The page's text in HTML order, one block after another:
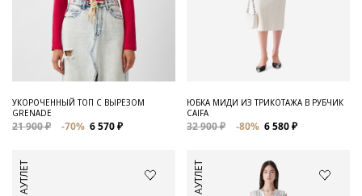
УКОРОЧЕННЫЙ ТОП С ВЫРЕЗОМ
GRENADE
21 900 ₽ -70% 6 570 ₽
ЮБКА МИДИ ИЗ ТРИКОТАЖА В РУБЧИК
CAIFA
32 900 ₽ -80% 6 580 ₽
АУТЛЕТ АУТЛЕТ